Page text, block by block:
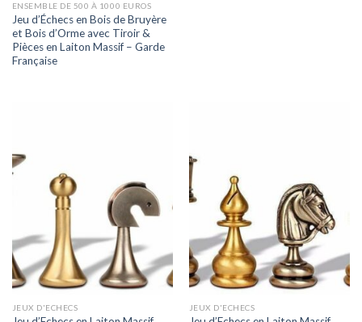
ENSEMBLE DE 500 À 1000 EUROS
Jeu d’Échecs en Bois de Bruyère
et Bois d’Orme avec Tiroir &
Pièces en Laiton Massif – Garde
Française
JEUX D'ECHECS JEUX D'ECHECS